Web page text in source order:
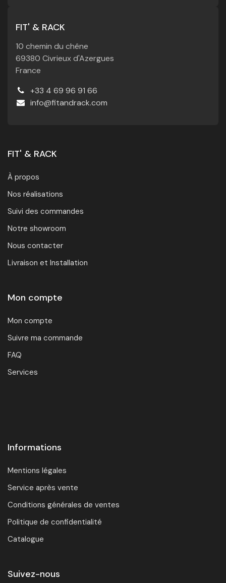
FIT' & RACK
10 chemin du chêne
69380 Civrieux d'Azergues
France
+33 4 69 96 91 66
info@fitandrack.com
FIT' & RACK
À propos
Nos réalisations
Suivi des commandes
Notre showroom
Nous contacter
Livraison et Installation
Mon compte
Mon compte
Suivre ma commande
FAQ
Services
Informations
Mentions légales
Service après vente
Conditions générales de ventes
Politique de confidentialité
Catalogue
Suivez-nous